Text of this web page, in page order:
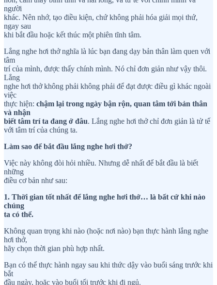
người
khác. Nên nhớ, tạo điều kiện, chứ không phải hóa giải mọi thứ,
ngay sau
khi bắt đầu hoặc kết thúc một phiên tĩnh tâm.
Lắng nghe hơi thở nghĩa là lúc bạn đang dạy bản thân làm quen với
tâm
trí của mình, được thấy chính mình. Nó chỉ đơn giản như vậy thôi.
Lắng
nghe hơi thở không phải không phải để đạt được điều gì khác ngoài
việc
thực hiện: chậm lại trong ngày bận rộn, quan tâm tới bản thân
và nhận
biết tâm trí ta đang ở đâu. Lắng nghe hơi thở chỉ đơn giản là tử tế
với tâm trí của chúng ta.
Làm sao để bắt đầu lắng nghe hơi thở?
Việc này không đòi hỏi nhiều. Nhưng dễ nhất để bắt đầu là biết
những
điều cơ bản như sau:
1. Thời gian tốt nhất để lắng nghe hơi thở… là bất cứ khi nào
chúng
ta có thể.
Không quan trọng khi nào (hoặc nơi nào) bạn thực hành lắng nghe
hơi thở,
hãy chọn thời gian phù hợp nhất.
Bạn có thể thực hành ngay sau khi thức dậy vào buổi sáng trước khi
bắt
đầu ngày, hoặc vào buổi tối trước khi đi ngủ.